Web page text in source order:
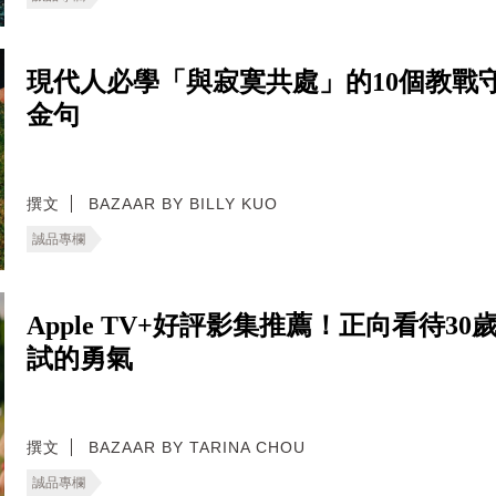
現代人必學「與寂寞共處」的10個教戰
金句
撰文 BAZAAR BY BILLY KUO
誠品專欄
Apple TV+好評影集推薦！正向看待30
試的勇氣
撰文 BAZAAR BY TARINA CHOU
誠品專欄